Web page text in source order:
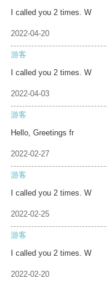
I called you 2 times. W
2022-04-20
游客
I called you 2 times. W
2022-04-03
游客
Hello, Greetings fr
2022-02-27
游客
I called you 2 times. W
2022-02-25
游客
I called you 2 times. W
2022-02-20